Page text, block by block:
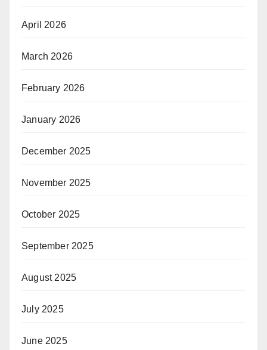
April 2026
March 2026
February 2026
January 2026
December 2025
November 2025
October 2025
September 2025
August 2025
July 2025
June 2025